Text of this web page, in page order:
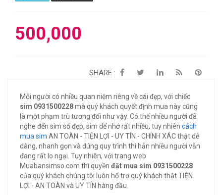
500,000
SHARE :
Mỗi người có nhiều quan niệm riêng về cái đẹp, với chiếc
sim 0931500228mà quý khách quyết định mua này cũng
là một phạm trù tương đối như vậy. Có thế nhiều người đã
nghe đến sim số đẹp, sim dể nhớ rất nhiều, tuy nhiên cách
mua sim AN TOÀN - TIỆN LỢI - UY TÍN - CHÍNH XÁC thật dễ
dàng, nhanh gọn và đúng quy trình thì hẳn nhiều người vẫn
đang rất lo ngại. Tuy nhiên, với trang web
Muabansimso.com thì quyền đặt mua sim 0931500228
của quý khách chúng tôi luôn hổ trợ quý khách thật TIỆN
LỢI - AN TOÀN và UY TÍN hàng đầu.